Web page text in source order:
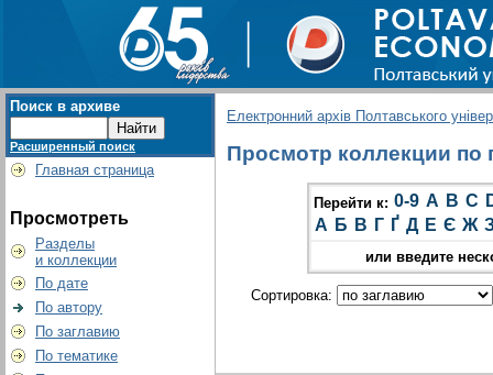
Поиск в архиве
Расширенный поиск
Главная страница
Просмотреть
Разделы
и коллекции
По дате
По автору
По заглавию
По тематике
Електронний архів Полтавського
Просмотр коллекции по
Перейти к: 0-9 A B C
А Б В Г Ґ Д Е Є Ж
или введите
Сортировка: